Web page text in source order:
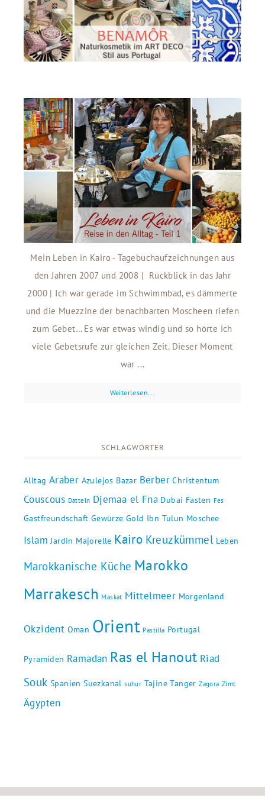
Mein Leben in Kairo - Tagebuchaufzeichnungen aus
den Jahren 2007 und 2008 | Rückblick in das Jahr
2000 | Ich war gerade im Schwimmbad, es dämmerte
und die Muezzine der benachbarten Moscheen riefen
zum Gebet… Es war etwas windig und so hörte ich
viele Gebetsrufe zur gleichen Zeit. Dieser Moment
war ...
Weiterlesen...
SCHLAGWÖRTER
Alltag Araber Azulejos Bazar Berber Christentum
Couscous Datteln Djemaa el Fna Dubai Fasten Fes
Gastfreundschaft Gewürze Gold Ibn Tulun Moschee
Islam Jardin Majorelle Kairo Kreuzkümmel Leben
Marokkanische Küche Marokko
Marrakesch Maskat Mittelmeer Morgenland
Okzident Oman Orient Pastilla Portugal
Pyramiden Ramadan Ras el Hanout Riad
Souk Spanien Suezkanal suhur Tajine Tanger Zagora Zimt
Ägypten